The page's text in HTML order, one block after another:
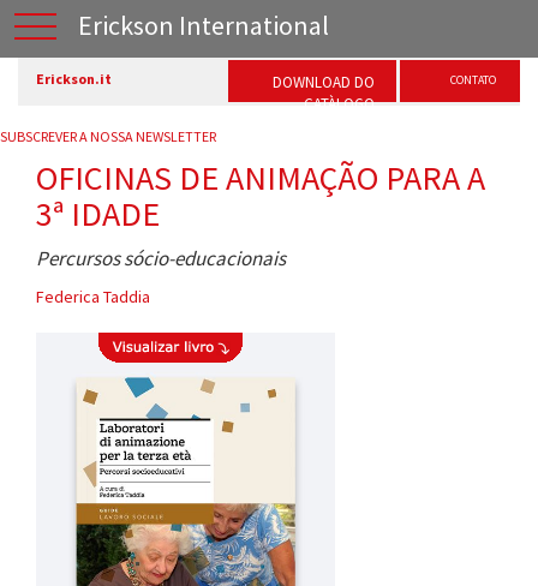
Erickson International
Erickson.it
DOWNLOAD DO
CATÀLOGO
CONTATO
SUBSCREVER A NOSSA NEWSLETTER
OFICINAS DE ANIMAÇÃO PARA A
3ª IDADE
Percursos sócio-educacionais
Federica Taddia